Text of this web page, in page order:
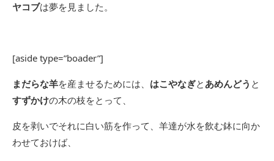
ヤコブは夢を見ました。
[aside type=”boader”]
まだらな羊を産ませるためには、 はこやなぎとあめんどう と
すずかけの木の枝をとって、
皮を剥いでそれに白い筋を作って、羊達が水を飲む鉢に向か
わせておけば、